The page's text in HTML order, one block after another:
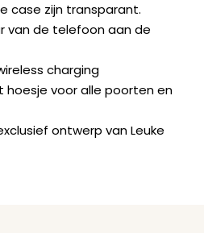
case zijn transparant.
van de telefoon aan de
charging
hoesje voor alle poorten en
ontwerp van Leuke